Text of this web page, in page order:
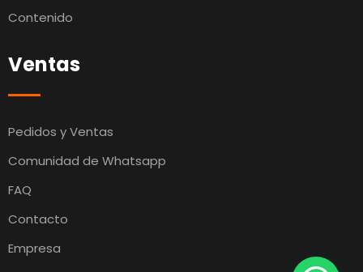
Contenido
Ventas
Pedidos y Ventas
Comunidad de Whatsapp
FAQ
Contacto
Empresa